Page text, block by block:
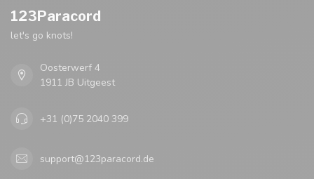
123Paracord
let's go knots!
Oosterwerf 4
1911 JB Uitgeest
+31 (0)75 2040 399
support@123paracord.de